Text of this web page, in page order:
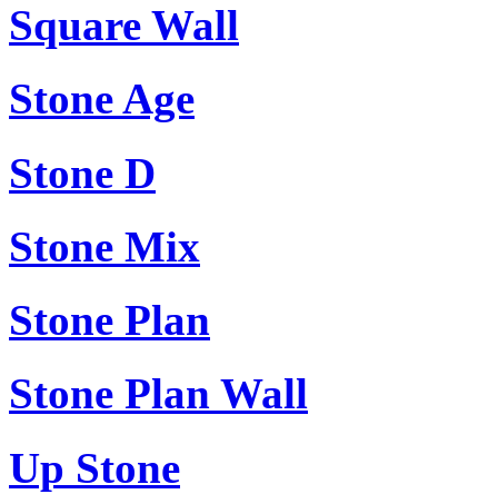
Square Wall
Stone Age
Stone D
Stone Mix
Stone Plan
Stone Plan Wall
Up Stone